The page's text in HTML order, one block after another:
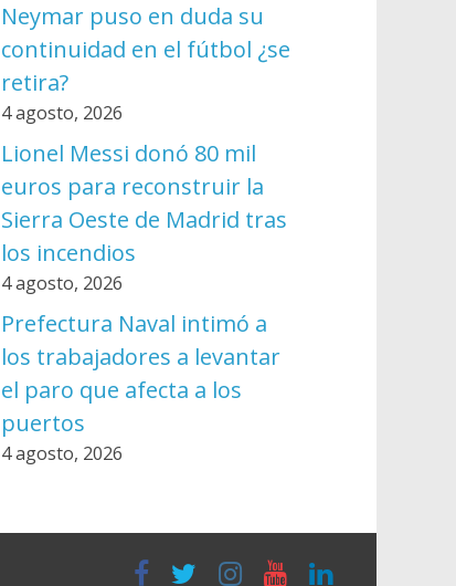
Neymar puso en duda su
continuidad en el fútbol ¿se
retira?
4 agosto, 2026
Lionel Messi donó 80 mil
euros para reconstruir la
Sierra Oeste de Madrid tras
los incendios
4 agosto, 2026
Prefectura Naval intimó a
los trabajadores a levantar
el paro que afecta a los
puertos
4 agosto, 2026